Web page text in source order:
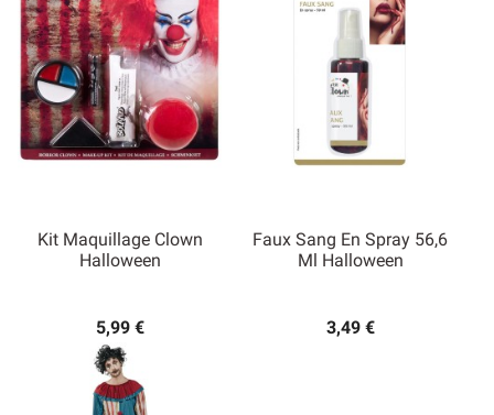
Kit Maquillage Clown
Halloween
5,99 €
Faux Sang En Spray 56,6
Ml Halloween
3,49 €